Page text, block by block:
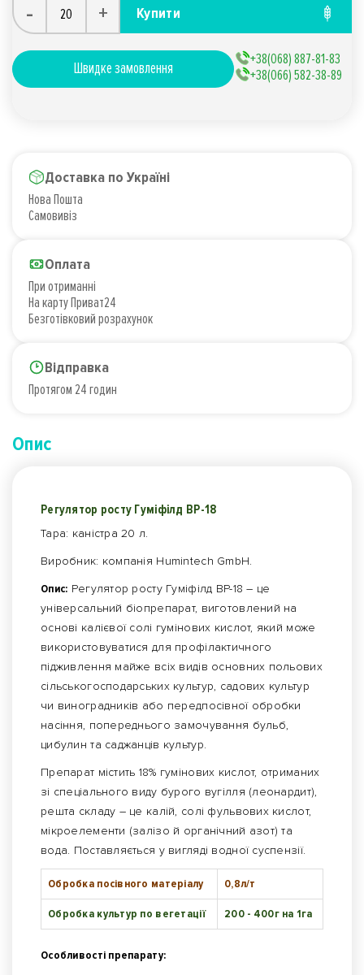
- + Купити
Швидке замовлення
+38(068) 887-81-83
+38(066) 582-38-89
Доставка по Україні
Нова Пошта
Самовивіз
Оплата
При отриманні
На карту Приват24
Безготівковий розрахунок
Відправка
Протягом 24 годин
Опис
Регулятор росту Гуміфілд ВР-18
Тара: каністра 20 л.
Виробник: компанія Humintech GmbH.
Опис: Регулятор росту Гуміфілд ВР-18 – це
універсальний біопрепарат, виготовлений на
основі калієвої солі гумінових кислот, який може
використовуватися для профілактичного
підживлення майже всіх видів основних польових
сільськогосподарських культур, садових культур
чи виноградників або передпосівної обробки
насіння, попереднього замочування бульб,
цибулин та саджанців культур.
Препарат містить 18% гумінових кислот, отриманих
зі спеціального виду бурого вугілля (леонардит),
решта складу – це калій, солі фульвових кислот,
мікроелементи (залізо й органічний азот) та
вода. Поставляється у вигляді водної суспензії.
Обробка посівного матеріалу 0,8л/т
Обробка культур по вегетації 200 - 400г на 1га
Особливості препарату: